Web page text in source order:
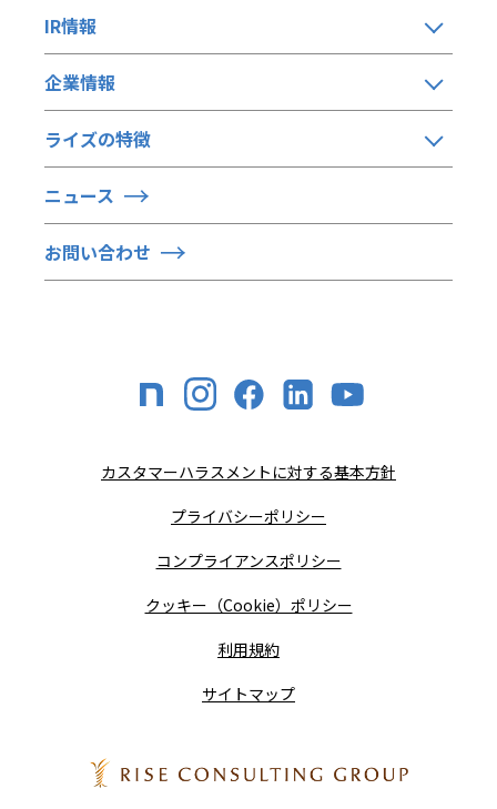
IR情報
企業情報
ライズの特徴
ニュース
お問い合わせ
カスタマーハラスメントに対する基本方針
プライバシーポリシー
コンプライアンスポリシー
クッキー（Cookie）ポリシー
利用規約
サイトマップ